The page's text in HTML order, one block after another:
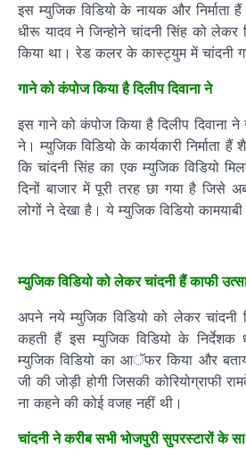
इस म्युजिक विडियो के नायक और निर्माता
धीरू यादव ने जिन्होने चांदनी सिंह को लेकर
किया था। रेड कलर के कास्ट्युम में चांदनी
गाने को कंपोज किया है दिलीप दिवाना ने
इस गाने को कंपोज किया है दिलीप दिवाना
ने। म्युजिक विडियो के कार्यकारी निर्माता
कि चांदनी सिंह का एक म्युजिक विडियो
दिनों बाजार में पूरी तरह छा गया है जिसे
लोगों ने देखा है। ये म्युजिक विडियो कामयाबी
म्युजिक विडियो को लेकर चांदनी हैं काफी
अपने नये म्युजिक विडियो को लेकर चांदनी
कहती हैं इस म्युजिक विडियो के
म्युजिक विडियो का आॅफर किया और
जी की जोड़ी होगी जिसकी कोरियोग्राफी
ना कहने की कोई वजह नहीं थी।
चांदनी ने करीब सभी भोजपुरी सुपरस्टारों के